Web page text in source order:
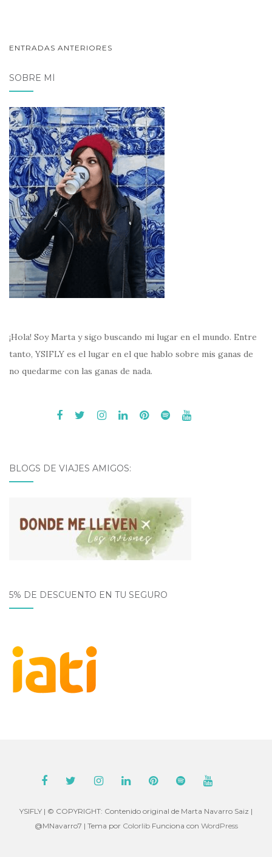
NAVEGACIÓN
POSTS
ENTRADAS ANTERIORES
SOBRE MÍ
¡Hola! Soy Marta y sigo buscando mi lugar en el mundo. Entre
tanto, YSIFLY es el lugar en el que hablo sobre mis ganas de
no quedarme con las ganas de nada.
BLOGS DE VIAJES AMIGOS:
5% DE DESCUENTO EN TU SEGURO
YSIFLY | © COPYRIGHT: Contenido original de Marta Navarro Saiz |
@MNavarro7 | Tema por ColorlibFunciona con WordPress